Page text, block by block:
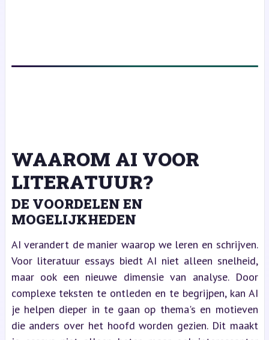
WAAROM AI VOOR
LITERATUUR?
DE VOORDELEN EN
MOGELIJKHEDEN
AI verandert de manier waarop we leren en schrijven.
Voor literatuur essays biedt AI niet alleen snelheid,
maar ook een nieuwe dimensie van analyse. Door
complexe teksten te ontleden en te begrijpen, kan AI
je helpen dieper in te gaan op thema's en motieven
die anders over het hoofd worden gezien. Dit maakt